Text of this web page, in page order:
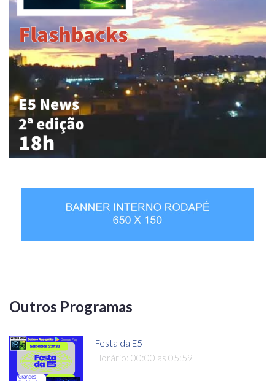
Outros Programas
Festa da E5
Horário: 00:00 as 05:59